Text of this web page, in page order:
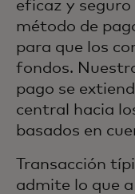
eficaz y
método de
para que los
fondos.
pago se
central hacia
basados en
Transacción
admite lo que